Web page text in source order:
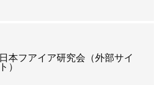
日本フアイア研究会（外部サイ
ト）